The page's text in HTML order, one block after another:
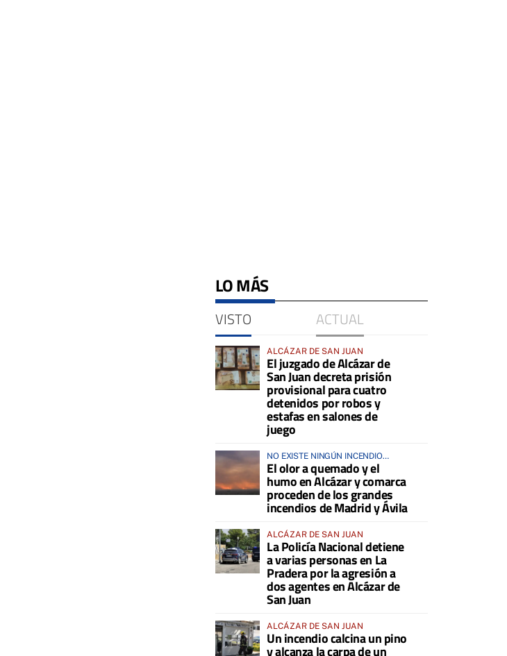
LO MÁS
VISTO ACTUAL
ALCÁZAR DE SAN JUAN
El juzgado de Alcázar de
San Juan decreta prisión
provisional para cuatro
detenidos por robos y
estafas en salones de
juego
NO EXISTE NINGÚN INCENDIO
ACTIVO EN LA COMARCA
El olor a quemado y el
humo en Alcázar y comarca
proceden de los grandes
incendios de Madrid y Ávila
ALCÁZAR DE SAN JUAN
La Policía Nacional detiene
a varias personas en La
Pradera por la agresión a
dos agentes en Alcázar de
San Juan
ALCÁZAR DE SAN JUAN
Un incendio calcina un pino
y alcanza la carpa de un